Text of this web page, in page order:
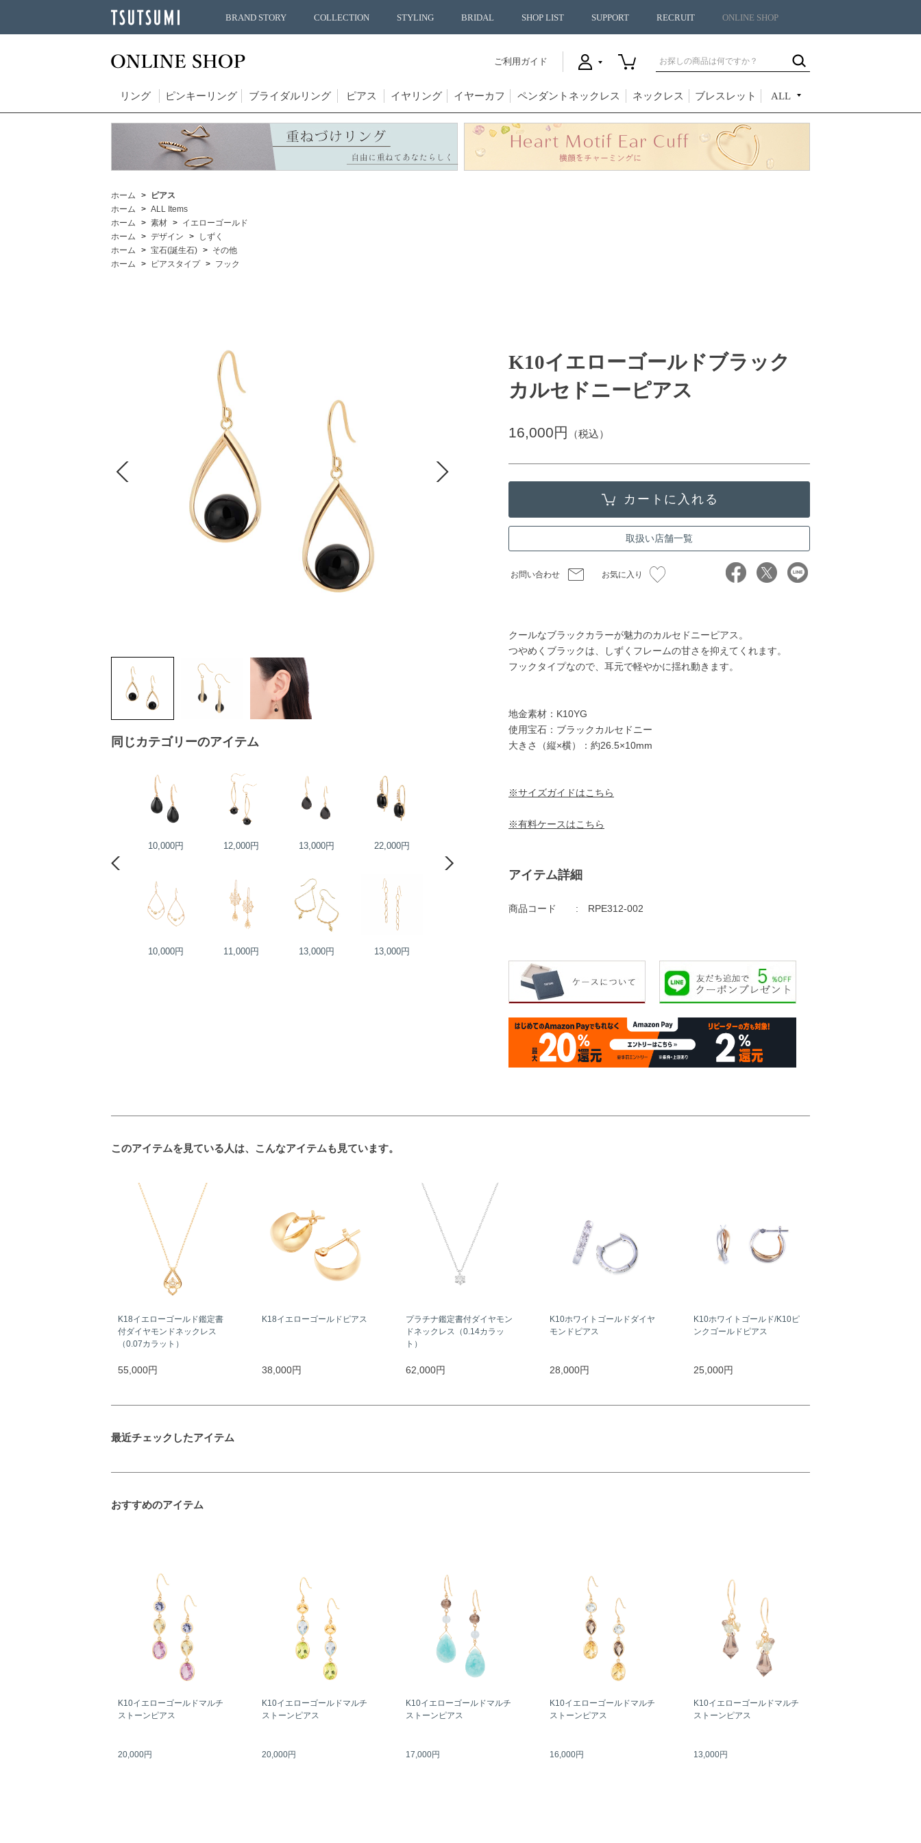
BRAND STORY COLLECTION STYLING BRIDAL SHOP LIST SUPPORT RECRUIT ONLINE SHOP
ご利用ガイド
リング ピンキーリング ブライダルリング ピアス イヤリング イヤーカフ ペンダントネックレス ネックレス ブレスレット ALL
ホーム
ピアス
ホーム
ALL Items
ホーム
素材
イエローゴールド
ホーム
デザイン
しずく
ホーム
宝石(誕生石)
その他
ホーム
ピアスタイプ フック
同じカテゴリーのアイテム
10,000円 12,000円 13,000円 22,000円
10,000円 11,000円 13,000円 13,000円
K10イエローゴールドブラック
カルセドニーピアス
16,000円 （税込）
取扱い店舗一覧
お問い合わせ お気に入り
クールなブラックカラーが魅力のカルセドニーピアス。
つやめくブラックは、しずくフレームの甘さを抑えてくれます。
フックタイプなので、耳元で軽やかに揺れ動きます。
地金素材：K10YG
使用宝石：ブラックカルセドニー
大きさ（縦×横）：約26.5×10mm
※サイズガイドはこちら
※有料ケースはこちら
アイテム詳細
商品コード RPE312-002
このアイテムを見ている人は、こんなアイテムも見ています。
K18イエローゴールド鑑定書
付ダイヤモンドネックレス
（0.07カラット）
55,000円
K18イエローゴールドピアス
38,000円
プラチナ鑑定書付ダイヤモン
ドネックレス（0.14カラッ
ト）
62,000円
K10ホワイトゴールドダイヤ
モンドピアス
28,000円
K10ホワイトゴールド/K10ピ
ンクゴールドピアス
25,000円
最近チェックしたアイテム
おすすめのアイテム
K10イエローゴールドマルチ
ストーンピアス
20,000円
K10イエローゴールドマルチ
ストーンピアス
20,000円
K10イエローゴールドマルチ
ストーンピアス
17,000円
K10イエローゴールドマルチ
ストーンピアス
16,000円
K10イエローゴールドマルチ
ストーンピアス
13,000円